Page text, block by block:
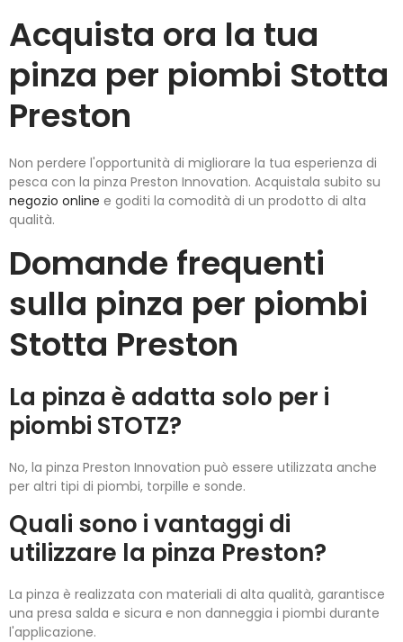
Acquista ora la tua
pinza per piombi Stotta
Preston
Non perdere l'opportunità di migliorare la tua esperienza di
pesca con la pinza Preston Innovation. Acquistala subito su
negozio online e goditi la comodità di un prodotto di alta
qualità.
Domande frequenti
sulla pinza per piombi
Stotta Preston
La pinza è adatta solo per i
piombi STOTZ?
No, la pinza Preston Innovation può essere utilizzata anche
per altri tipi di piombi, torpille e sonde.
Quali sono i vantaggi di
utilizzare la pinza Preston?
La pinza è realizzata con materiali di alta qualità, garantisce
una presa salda e sicura e non danneggia i piombi durante
l'applicazione.